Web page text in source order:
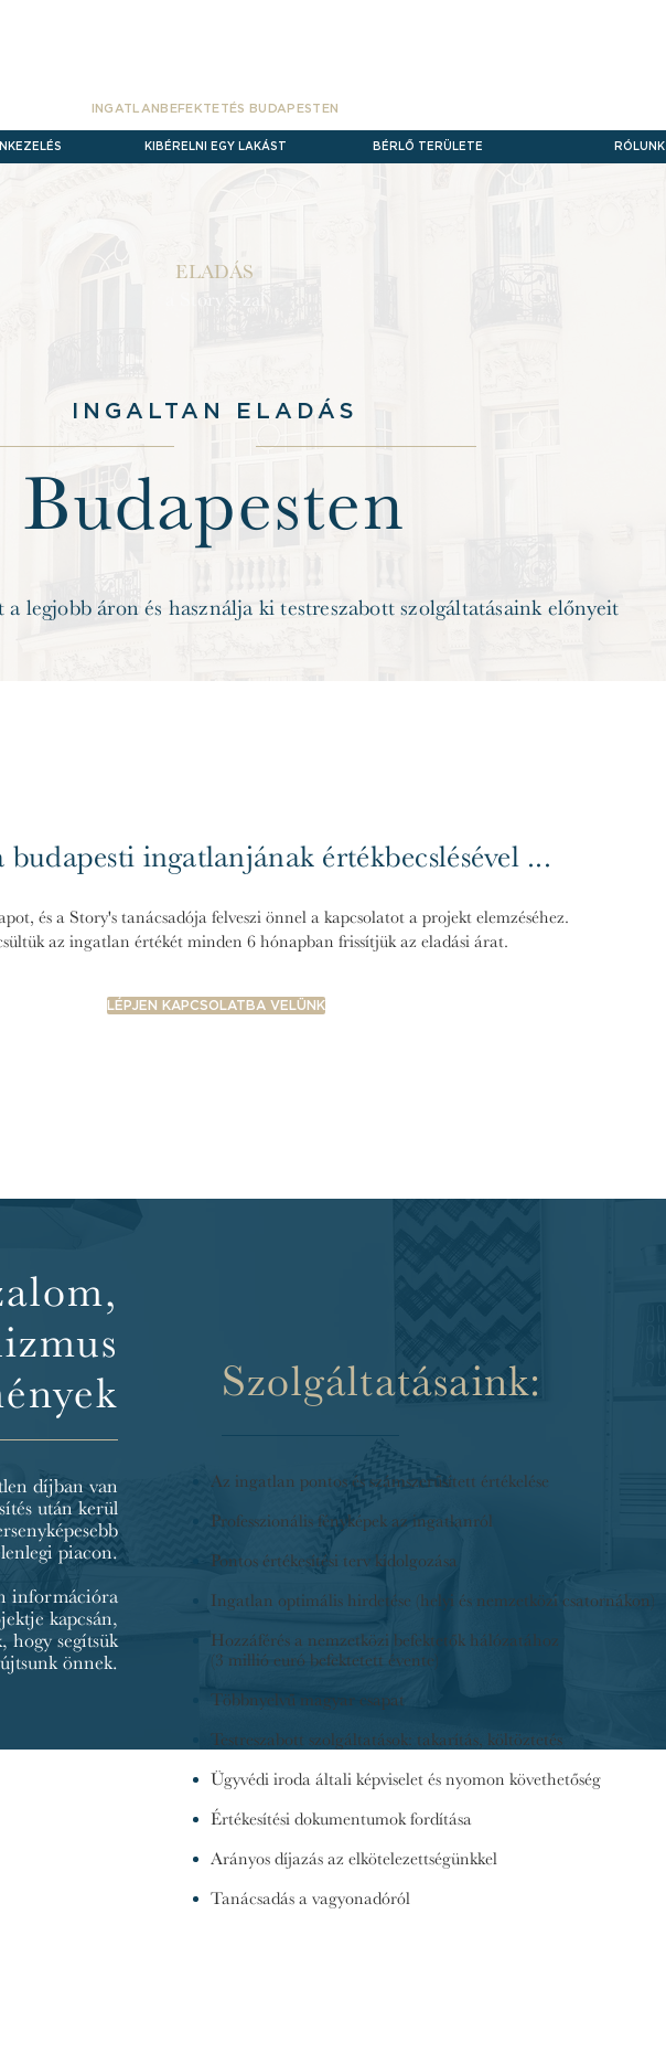
INGATLANBEFEKTETÉS BUDAPESTEN
KIBÉRELNI EGY LAKÁST BÉRLŐ TERÜLETE RÓLUNK
ELADÁS
INGALTAN ELADÁS
Budapesten
legjobb áron és használja ki testreszabott szolgáltatásaink előnyeit
ingatlanjának értékbecslésével ...
és a Story's tanácsadója felveszi önnel a kapcsolatot a projekt elemzéséhez.
az ingatlan értékét minden 6 hónapban frissítjük az eladási árat.
LÉPJEN KAPCSOLATBA VELÜNK
díjban van
után kerül
piacon.
információra
kapcsán,
hogy segítsük
önnek.
Szolgáltatásaink:
Az ingatlan pontos és számszerűsített értékelése
Professzionális fényképek az ingatlanról
Pontos értékesítési terv kidolgozása
Ingatlan optimális hirdetése (helyi és nemzetközi csatornákon)
Hozzáférés a nemzetközi befektetők hálózatához
(3 millió euró befektetett évente)
Többnyelvű magyar csapat
Testreszabott szolgáltatások: takarítás, költöztetés
Ügyvédi iroda általi képviselet és nyomon követhetőség
Értékesítési dokumentumok fordítása
Arányos díjazás az elkötelezettségünkkel
Tanácsadás a vagyonadóról